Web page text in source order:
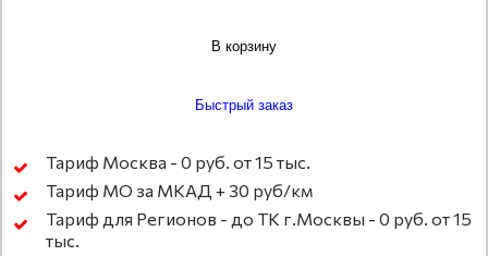
В корзину
Быстрый заказ
Тариф Москва - 0 руб. от 15 тыс.
Тариф МО за МКАД + 30 руб/км
Тариф для Регионов - до ТК г.Москвы - 0 руб. от 15
тыс.